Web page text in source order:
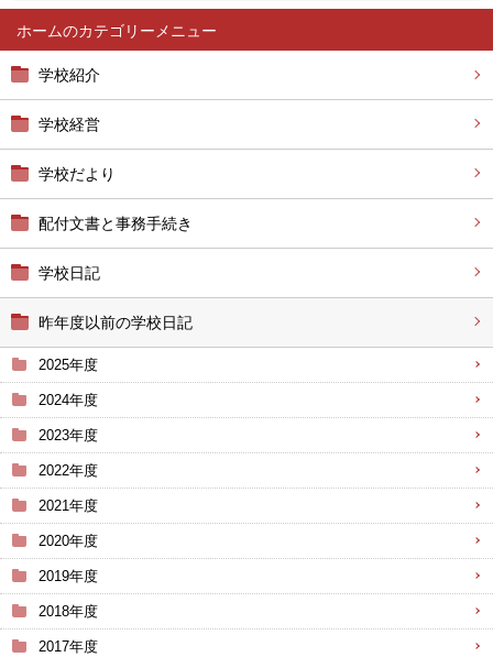
ホーム
学校紹介
学校経営
学校だより
配付文書と事務手続き
学校日記
昨年度以前の学校日記
2025年度
2024年度
2023年度
2022年度
2021年度
2020年度
2019年度
2018年度
2017年度